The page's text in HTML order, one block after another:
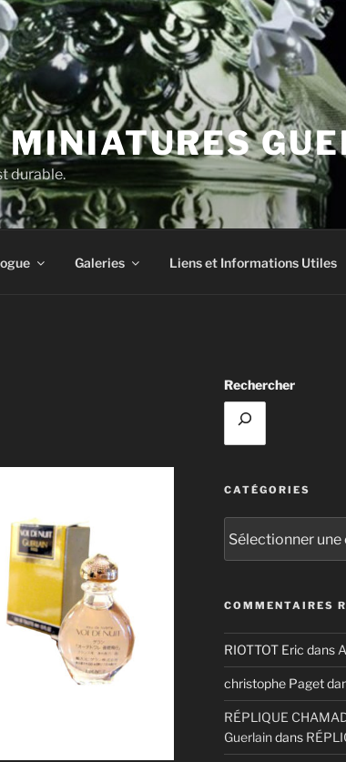
durable.
Galeries Liens et Informations Utiles
Rechercher
CATÉGORIES
COMMENTAIRES
RIOTTOT Eric dans
christophe Paget
RÉPLIQUE
Guerlaindans